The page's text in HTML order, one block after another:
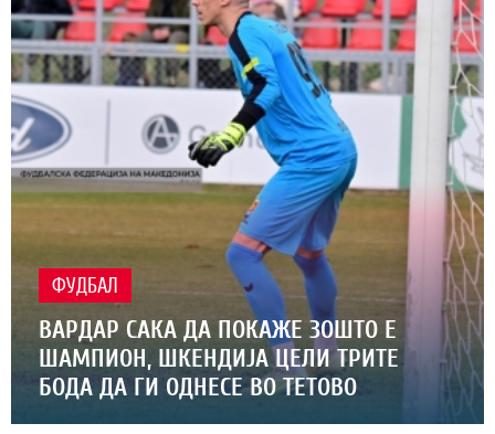
ФУДБАЛ
ВАРДАР САКА ДА ПОКАЖЕ ЗОШТО Е
ШАМПИОН, ШКЕНДИЈА ЦЕЛИ ТРИТЕ
БОДА ДА ГИ ОДНЕСЕ ВО ТЕТОВО